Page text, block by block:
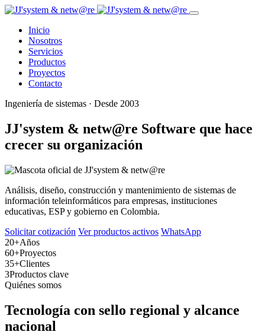
Inicio
Nosotros
Servicios
Productos
Proyectos
Contacto
Ingeniería de sistemas · Desde 2003
JJ'system & netw@re Software que hace
crecer su organización
Análisis, diseño, construcción y mantenimiento de sistemas de
información teleinformáticos para empresas, instituciones
educativas, ESP y gobierno en Colombia.
Solicitar cotización Ver productos activos WhatsApp
20+Años
60+Proyectos
35+Clientes
3Productos clave
Quiénes somos
Tecnología con sello regional y alcance
nacional